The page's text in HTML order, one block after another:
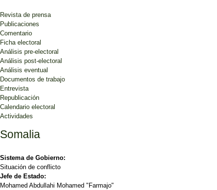
Revista de prensa
Publicaciones
Comentario
Ficha electoral
Análisis pre-electoral
Análisis post-electoral
Análisis eventual
Documentos de trabajo
Entrevista
Republicación
Calendario electoral
Actividades
Somalia
Sistema de Gobierno:
Situación de conflicto
Jefe de Estado:
Mohamed Abdullahi Mohamed "Farmajo"